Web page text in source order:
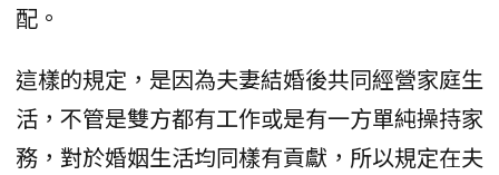
配。
這樣的規定，是因為夫妻結婚後共同經營家庭生
活，不管是雙方都有工作或是有一方單純操持家
務，對於婚姻生活均同樣有貢獻，所以規定在夫